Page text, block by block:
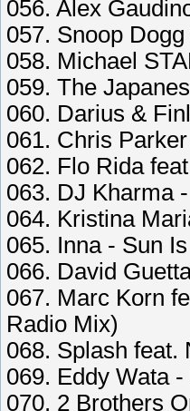
056. Alex
057. Snoop
058. Michael
059. The
060. Darius &
061. Chris
062. Flo Rida
063. DJ Kharma
064. Kristina
065. Inna - Sun
066. David
067. Marc Korn
Radio Mix)
068. Splash feat.
069. Eddy Wata
070. 2 Brothers